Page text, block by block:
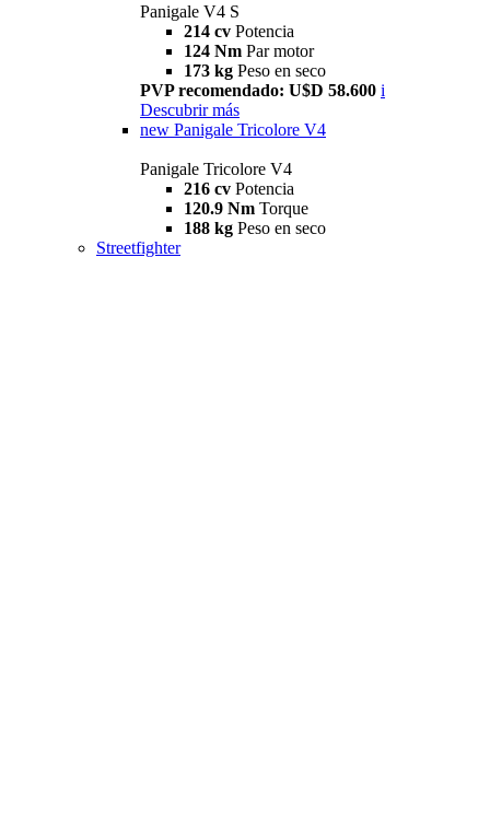
Panigale V4 S
214 cv Potencia
124 Nm Par motor
173 kg Peso en seco
PVP recomendado: U$D 58.600 i
Descubrir más
new Panigale Tricolore V4
Panigale Tricolore V4
216 cv Potencia
120.9 Nm Torque
188 kg Peso en seco
Streetfighter